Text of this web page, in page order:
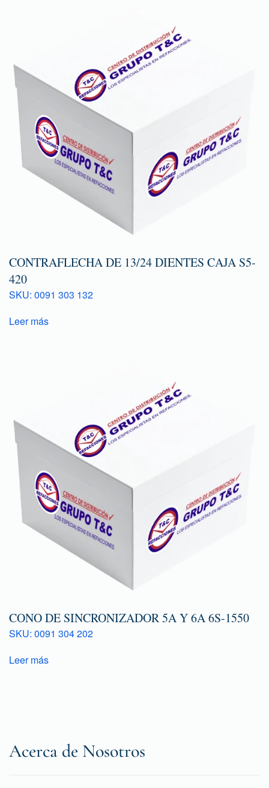
CONTRAFLECHA DE 13/24 DIENTES CAJA S5-
420
SKU: 0091 303 132
Leer más
CONO DE SINCRONIZADOR 5A Y 6A 6S-1550
SKU: 0091 304 202
Leer más
Acerca de Nosotros